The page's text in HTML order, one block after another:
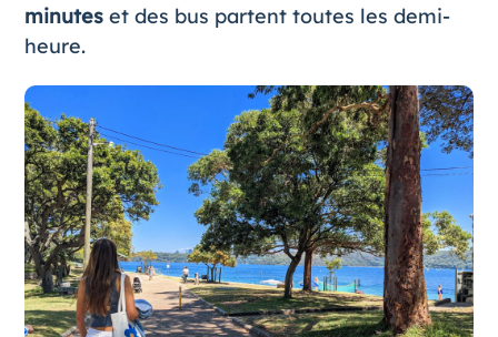
minuteset des bus partent toutes les demi-
heure.